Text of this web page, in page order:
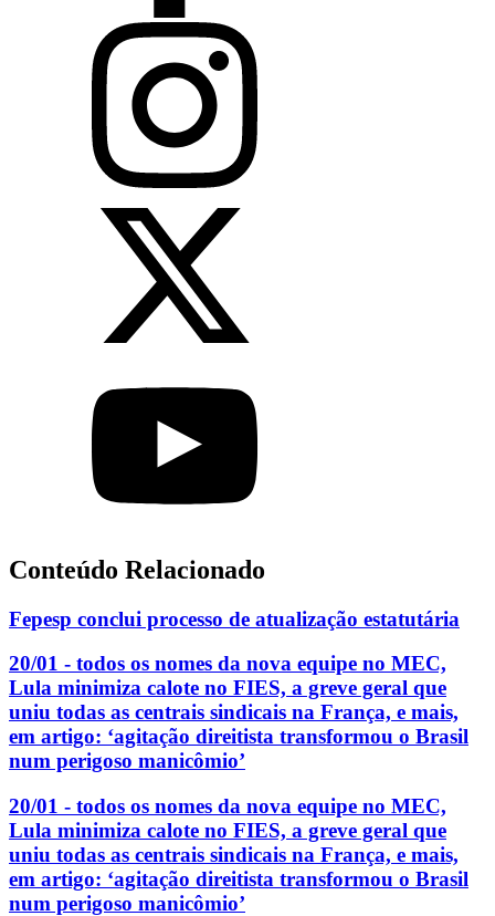
Conteúdo Relacionado
Fepesp conclui processo de atualização estatutária
20/01 - todos os nomes da nova equipe no MEC,
Lula minimiza calote no FIES, a greve geral que
uniu todas as centrais sindicais na França, e mais,
em artigo: ‘agitação direitista transformou o Brasil
num perigoso manicômio’
20/01 - todos os nomes da nova equipe no MEC,
Lula minimiza calote no FIES, a greve geral que
uniu todas as centrais sindicais na França, e mais,
em artigo: ‘agitação direitista transformou o Brasil
num perigoso manicômio’